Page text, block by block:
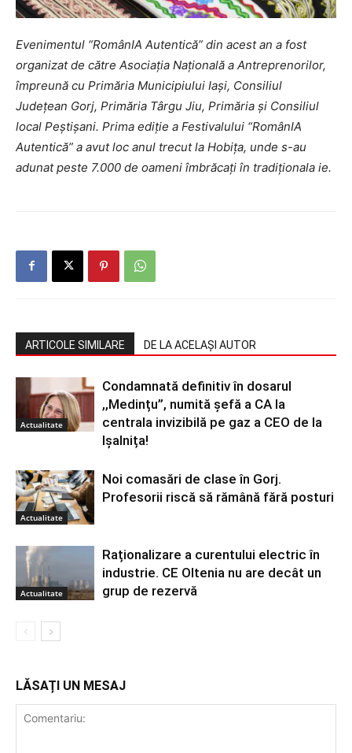
Evenimentul “RomânIA Autentică” din acest an a fost
organizat de către Asociaţia Naţională a Antreprenorilor,
împreună cu Primăria Municipiului Iași, Consiliul
Judeţean Gorj, Primăria Târgu Jiu, Primăria şi Consiliul
local Peştişani. Prima ediţie a Festivalului “RomânIA
Autentică” a avut loc anul trecut la Hobiţa, unde s-au
adunat peste 7.000 de oameni îmbrăcaţi în tradiţionala ie.
ARTICOLE SIMILARE DE LA ACELAȘI AUTOR
Actualitate
Condamnată definitiv în dosarul
,,Medințu”, numită șefă a CA la
centrala invizibilă pe gaz a CEO de la
Ișalnița!
Actualitate
Noi comasări de clase în Gorj.
Profesorii riscă să rămână fără posturi
Actualitate
Raționalizare a curentului electric în
industrie. CE Oltenia nu are decât un
grup de rezervă
LĂSAȚI UN MESAJ